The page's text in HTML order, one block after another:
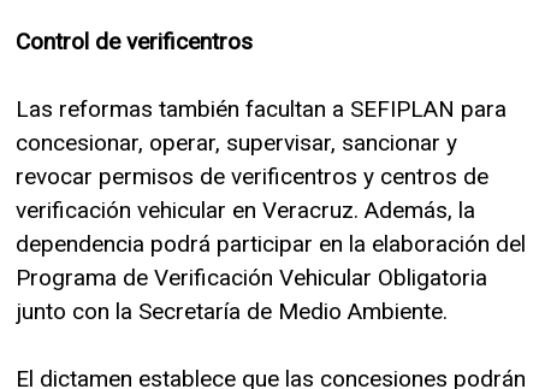
Control de verificentros
Las reformas también facultan a SEFIPLAN para
concesionar, operar, supervisar, sancionar y
revocar permisos de verificentros y centros de
verificación vehicular en Veracruz. Además, la
dependencia podrá participar en la elaboración del
Programa de Verificación Vehicular Obligatoria
junto con la Secretaría de Medio Ambiente.
El dictamen establece que las concesiones podrán